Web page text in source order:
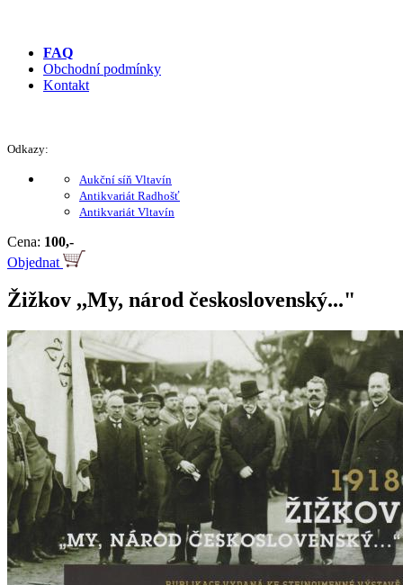
FAQ
Obchodní podmínky
Kontakt
Odkazy:
Aukční síň Vltavín
Antikvariát Radhošť
Antikvariát Vltavín
Cena: 100,-
Objednat
Žižkov ,,My, národ československý..."